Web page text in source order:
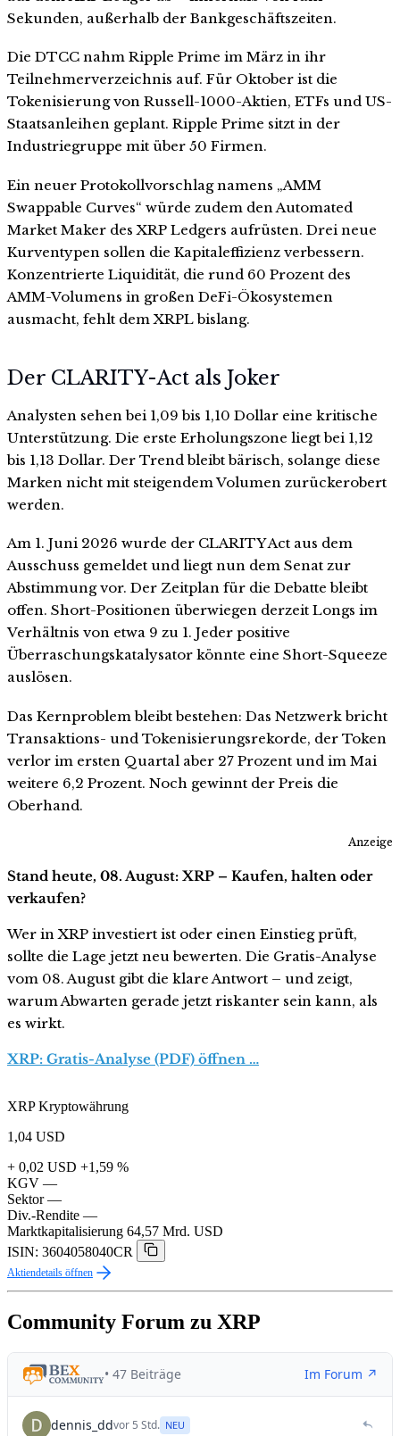
Sekunden, außerhalb der Bankgeschäftszeiten.
Die DTCC nahm Ripple Prime im März in ihr
Teilnehmerverzeichnis auf. Für Oktober ist die
Tokenisierung von Russell-1000-Aktien, ETFs und US-
Staatsanleihen geplant. Ripple Prime sitzt in der
Industriegruppe mit über 50 Firmen.
Ein neuer Protokollvorschlag namens „AMM
Swappable Curves“ würde zudem den Automated
Market Maker des XRP Ledgers aufrüsten. Drei neue
Kurventypen sollen die Kapitaleffizienz verbessern.
Konzentrierte Liquidität, die rund 60 Prozent des
AMM-Volumens in großen DeFi-Ökosystemen
ausmacht, fehlt dem XRPL bislang.
Der CLARITY-Act als Joker
Analysten sehen bei 1,09 bis 1,10 Dollar eine kritische
Unterstützung. Die erste Erholungszone liegt bei 1,12
bis 1,13 Dollar. Der Trend bleibt bärisch, solange diese
Marken nicht mit steigendem Volumen zurückerobert
werden.
Am 1. Juni 2026 wurde der CLARITY Act aus dem
Ausschuss gemeldet und liegt nun dem Senat zur
Abstimmung vor. Der Zeitplan für die Debatte bleibt
offen. Short-Positionen überwiegen derzeit Longs im
Verhältnis von etwa 9 zu 1. Jeder positive
Überraschungskatalysator könnte eine Short-Squeeze
auslösen.
Das Kernproblem bleibt bestehen: Das Netzwerk bricht
Transaktions- und Tokenisierungsrekorde, der Token
verlor im ersten Quartal aber 27 Prozent und im Mai
weitere 6,2 Prozent. Noch gewinnt der Preis die
Oberhand.
Anzeige
Stand heute, 08. August: XRP – Kaufen, halten oder
verkaufen?
Wer in XRP investiert ist oder einen Einstieg prüft,
sollte die Lage jetzt neu bewerten. Die Gratis-Analyse
vom 08. August gibt die klare Antwort – und zeigt,
warum Abwarten gerade jetzt riskanter sein kann, als
es wirkt.
XRP: Gratis-Analyse (PDF) öffnen …
XRP Kryptowährung
1,04 USD
+ 0,02 USD +1,59 %
KGV —
Sektor —
Div.-Rendite —
Marktkapitalisierung 64,57 Mrd. USD
ISIN: 3604058040CR
Aktiendetails öffnen
Community Forum zu XRP